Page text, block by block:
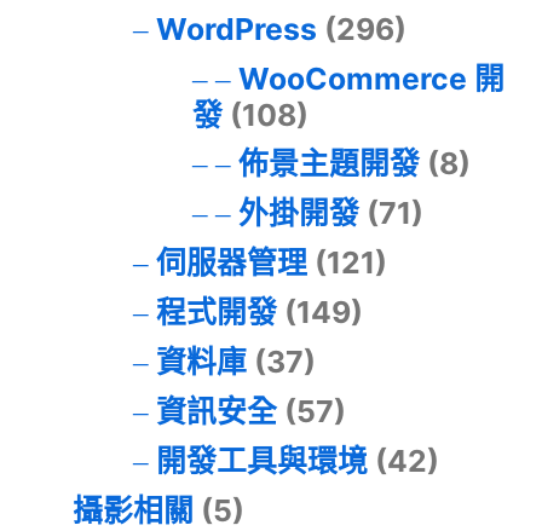
WordPress (296)
WooCommerce 開
發(108)
佈景主題開發(8)
外掛開發(71)
伺服器管理(121)
程式開發(149)
資料庫(37)
資訊安全(57)
開發工具與環境(42)
攝影相關 (5)